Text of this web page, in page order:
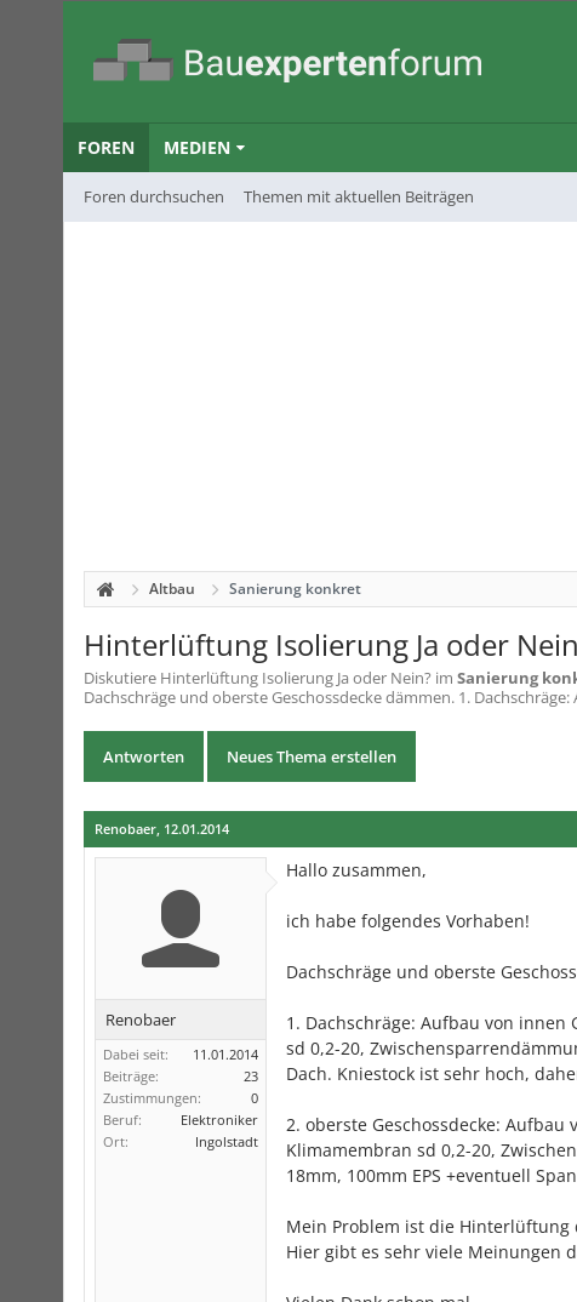
FOREN
Foren durchsuchen Themen mit aktuellen Beiträgen
MEDIEN
Altbau Sanierung konkret
Hinterlüftung Isolierung Ja oder
Diskutiere Hinterlüftung Isolierung Ja oder Nein? im Sanierung
Dachschräge und oberste Geschossdecke dämmen. 1.
Antworten Neues Thema erstellen
Renobaer, 12.01.2014
Renobaer
Dabei seit:
11.01.2014
Beiträge:
23
Zustimmungen:
0
Beruf:
Elektroniker
Ort:
Ingolstadt
Hallo zusammen,
ich habe folgendes Vorhaben!
Dachschräge und oberste
1. Dachschräge: Aufbau von innen
sd 0,2-20,
Dach. Kniestock ist sehr hoch,
2. oberste Geschossdecke:
Klimamembran sd 0,2-20,
18mm, 100mm EPS +eventuell
Mein Problem ist die Hinterlüftung
Hier gibt es sehr viele Meinungen